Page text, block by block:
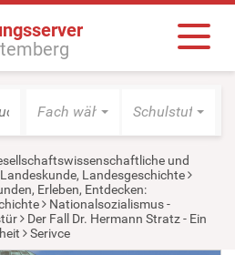
Fach wählen Schulstufe
und
Landeskunde, Landesgeschichte
Erleben, Entdecken:
Nationalsozialismus -
Der Fall Dr. Hermann Stratz - Ein
Serivce